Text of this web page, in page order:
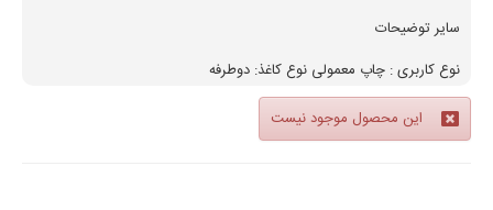
سایر توضیحات
نوع کاربری : چاپ معمولی نوع کاغذ: دوطرفه
این محصول موجود نیست